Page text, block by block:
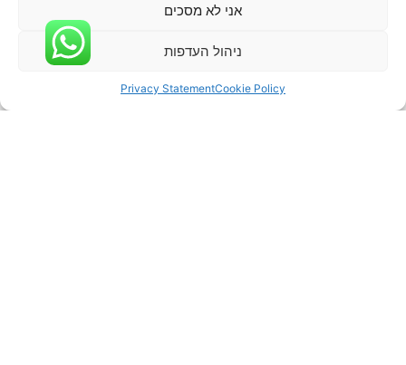
אני לא מסכים
ניהול העדפות
Cookie Policy
Privacy Statement